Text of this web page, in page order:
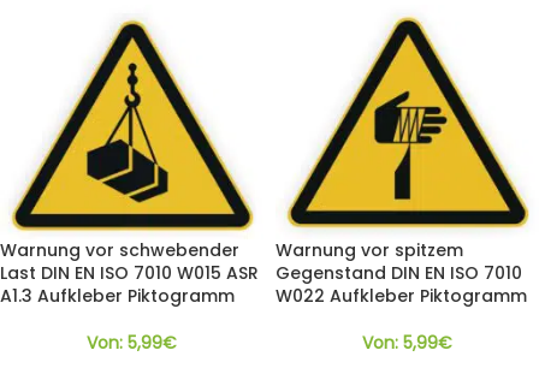
Warnung vor schwebender
Last DIN EN ISO 7010 W015 ASR
A1.3 Aufkleber Piktogramm
Von: 5,99€
Warnung vor spitzem
Gegenstand DIN EN ISO 7010
W022 Aufkleber Piktogramm
Von: 5,99€